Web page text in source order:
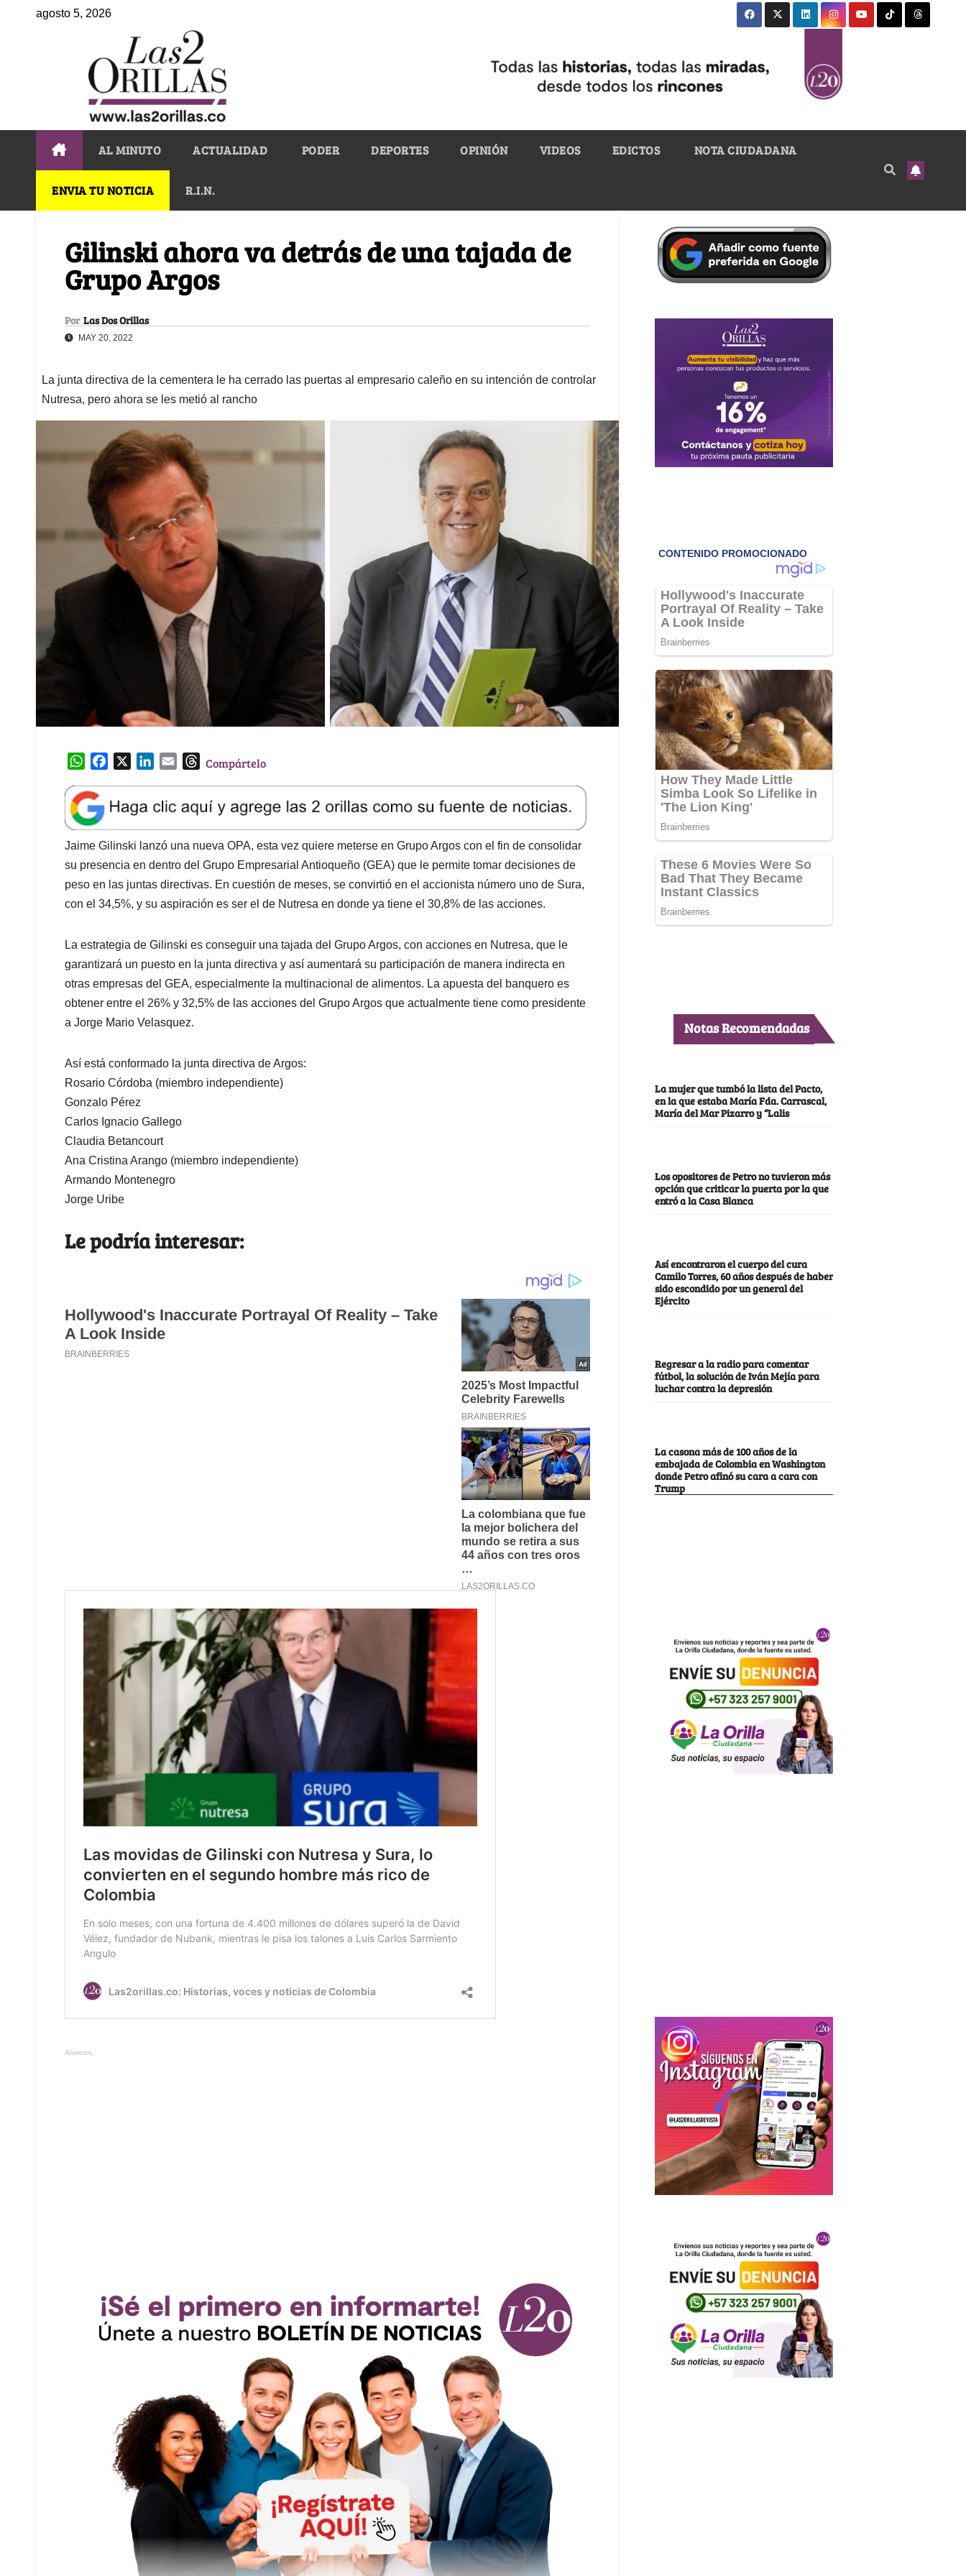
agosto 5, 2026
AL MINUTO ACTUALIDAD PODER DEPORTES OPINIÓN VIDEOS EDICTOS NOTA CIUDADANA
ENVIA TU NOTICIA R.I.N.
Gilinski ahora va detrás de una tajada de
Grupo Argos
Por Las Dos Orillas
MAY 20, 2022
La junta directiva de la cementera le ha cerrado las puertas al empresario caleño en su intención de controlar
Nutresa, pero ahora se les metió al rancho
W
a
t
s
A
p
p
e
b
o
o
k
k
e
d
I
n
l
T
e
a
d
s
Compártelo
Jaime Gilinski lanzó una nueva OPA, esta vez quiere meterse en Grupo Argos con el fin de consolidar
su presencia en dentro del Grupo Empresarial Antioqueño (GEA) que le permite tomar decisiones de
peso en las juntas directivas. En cuestión de meses, se convirtió en el accionista número uno de Sura,
con el 34,5%, y su aspiración es ser el de Nutresa en donde ya tiene el 30,8% de las acciones.
La estrategia de Gilinski es conseguir una tajada del Grupo Argos, con acciones en Nutresa, que le
garantizará un puesto en la junta directiva y así aumentará su participación de manera indirecta en
otras empresas del GEA, especialmente la multinacional de alimentos. La apuesta del banquero es
obtener entre el 26% y 32,5% de las acciones del Grupo Argos que actualmente tiene como presidente
a Jorge Mario Velasquez.
Así está conformado la junta directiva de Argos:
Rosario Córdoba (miembro independiente)
Gonzalo Pérez
Carlos Ignacio Gallego
Claudia Betancourt
Ana Cristina Arango (miembro independiente)
Armando Montenegro
Jorge Uribe
Le podría interesar:
Anuncios.
Notas Recomendadas
La mujer que tumbó la lista del Pacto,
en la que estaba María Fda. Carrascal,
María del Mar Pizarro y “Lalis
Los opositores de Petro no tuvieron más
opción que criticar la puerta por la que
entró a la Casa Blanca
Así encontraron el cuerpo del cura
Camilo Torres, 60 años después de haber
sido escondido por un general del
Ejército
Regresar a la radio para comentar
fútbol, la solución de Iván Mejía para
luchar contra la depresión
La casona más de 100 años de la
embajada de Colombia en Washington
donde Petro afinó su cara a cara con
Trump